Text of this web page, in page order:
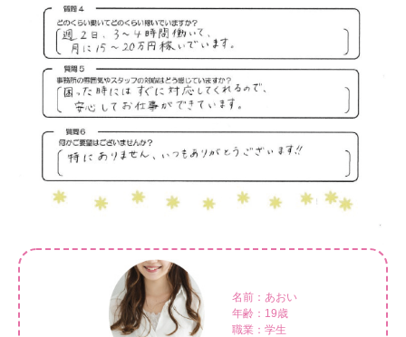
名前：あおい
年齢：19歳
職業：学生